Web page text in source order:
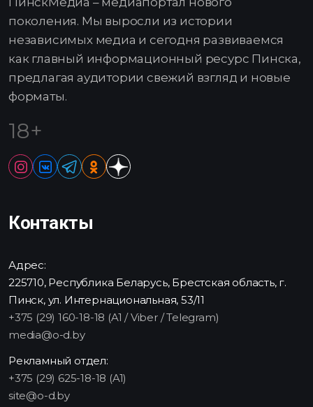
поколения. Мы выросли из истории
независимых медиа и сегодня развиваемся
как главный информационный ресурс Пинска,
предлагая аудитории свежий взгляд и новые
форматы.
18+
Контакты
Адрес:
225710, Республика Беларусь, Брестская область, г.
Пинск, ул. Интернациональная, 53/11
+375 (29) 160-18-18 (A1 / Viber / Telegram)
media@o-d.by
Рекламный отдел:
+375 (29) 625-18-18 (A1)
site@o-d.by